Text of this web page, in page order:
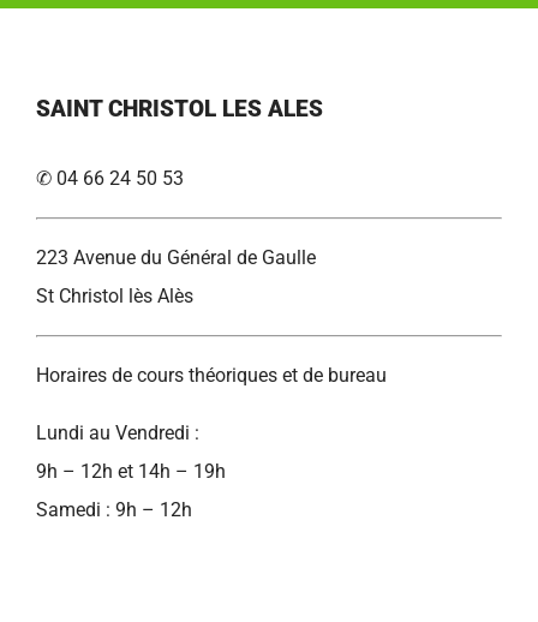
SAINT CHRISTOL LES ALES
✆ 04 66 24 50 53
223 Avenue du Général de Gaulle
St Christol lès Alès
Horaires de cours théoriques et de bureau
Lundi au Vendredi :
9h – 12h et 14h – 19h
Samedi : 9h – 12h